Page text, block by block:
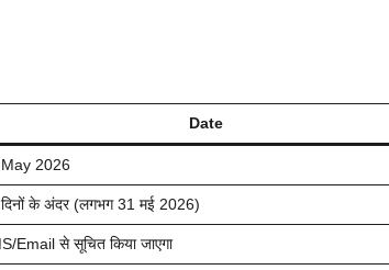
Date
2026
के अंदर (लगभग 31 मई 2026)
Email से सूचित किया जाएगा